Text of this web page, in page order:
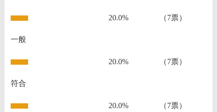
20.0% （7票）
一般
20.0% （7票）
符合
20.0% （7票）